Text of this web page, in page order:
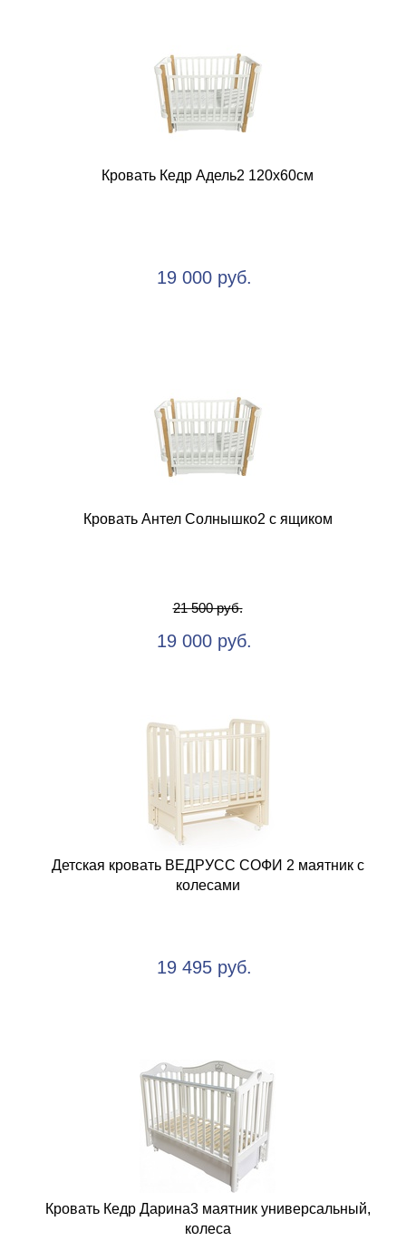
Кровать Кедр Адель2 120х60см
19 000 руб.
Кровать Антел Солнышко2 с ящиком
21 500 руб.
19 000 руб.
Детская кровать ВЕДРУСС СОФИ 2 маятник с
колесами
19 495 руб.
Кровать Кедр Дарина3 маятник универсальный,
колеса